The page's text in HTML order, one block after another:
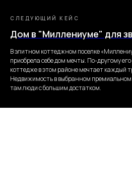
СЛЕДУЮЩИЙ КЕЙС
Дом в "Миллениуме" для
В элитном коттеджном поселке
приобрела себе дом мечты. По-другому
коттедже в этом районе мечтает каждый
Недвижимость в выбранном премиальном
там люди с большим достатком.